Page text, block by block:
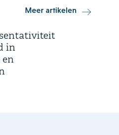
Meer artikelen
in